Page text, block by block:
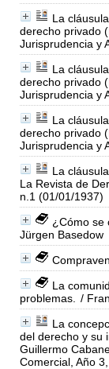
La
derecho privado
Jurisprudencia y
La
derecho privado
Jurisprudencia y
La
derecho privado
Jurisprudencia y
La
La Revista de
n.1 (01/01/1937)
¿Cómo se
Jürgen Basedow
La
problemas.
/
La
del derecho y su
Guillermo
Comercial, Año